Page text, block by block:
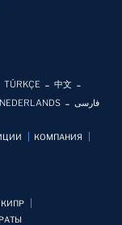
TÜRKÇE
中文
NEDERLANDS فارسی
КОМПАНИЯ